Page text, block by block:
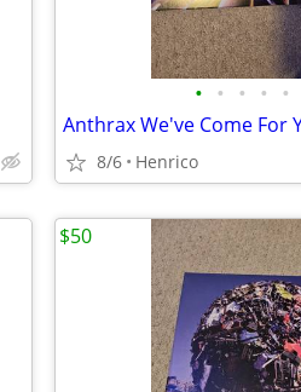
• • • • •
Anthrax We've Come For
8/6 Henrico
$50